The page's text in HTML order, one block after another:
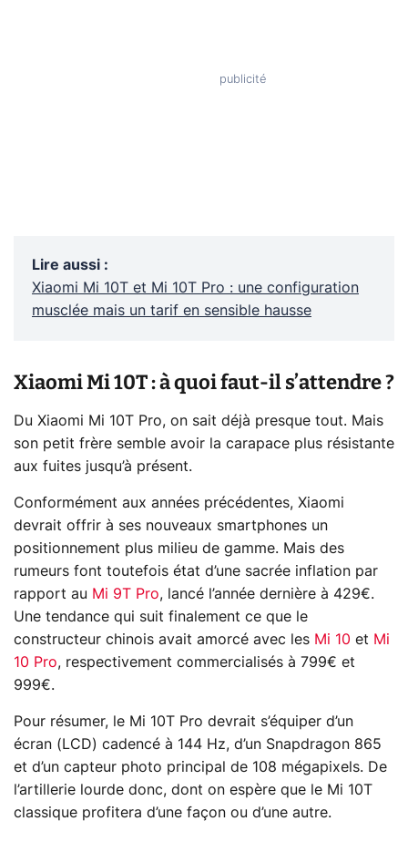
Lire aussi :
Xiaomi Mi 10T et Mi 10T Pro : une configuration
musclée mais un tarif en sensible hausse
Xiaomi Mi 10T : à quoi faut-il s’attendre ?
Du Xiaomi Mi 10T Pro, on sait déjà presque tout. Mais
son petit frère semble avoir la carapace plus résistante
aux fuites jusqu’à présent.
Conformément aux années précédentes, Xiaomi
devrait offrir à ses nouveaux smartphones un
positionnement plus milieu de gamme. Mais des
rumeurs font toutefois état d’une sacrée inflation par
rapport au Mi 9T Pro, lancé l’année dernière à 429€.
Une tendance qui suit finalement ce que le
constructeur chinois avait amorcé avec les Mi 10 et Mi
10 Pro, respectivement commercialisés à 799€ et
999€.
Pour résumer, le Mi 10T Pro devrait s’équiper d’un
écran (LCD) cadencé à 144 Hz, d’un Snapdragon 865
et d’un capteur photo principal de 108 mégapixels. De
l’artillerie lourde donc, dont on espère que le Mi 10T
classique profitera d’une façon ou d’une autre.